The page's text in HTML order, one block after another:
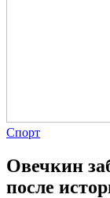
Спорт
Овечкин
после